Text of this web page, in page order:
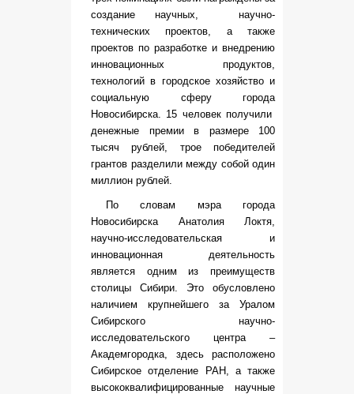
создание научных, научно-
технических проектов, а также
проектов по разработке и внедрению
инновационных продуктов,
технологий в городское хозяйство и
социальную сферу города
Новосибирска. 15 человек получили
денежные премии в размере 100
тысяч рублей, трое победителей
грантов разделили между собой один
миллион рублей.
По словам мэра города
Новосибирска Анатолия Локтя,
научно-исследовательская и
инновационная деятельность
является одним из преимуществ
столицы Сибири. Это обусловлено
наличием крупнейшего за Уралом
Сибирского научно-
исследовательского центра –
Академгородка, здесь расположено
Сибирское отделение РАН, а также
высококвалифицированные научные